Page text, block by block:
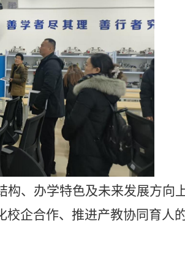
、办学特色及未来发展方向
企合作、推进产教协同育人